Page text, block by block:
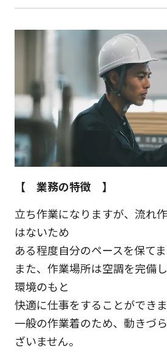
【 業務の特徴 】
立ち作業になりますが、流れ
はないため
ある程度自分のペースを保てま
また、作業場所は空調を完備
環境のもと
快適に仕事をすることができま
一般の作業着のため、動きづ
ざいません。